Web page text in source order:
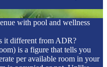
with pool and wellness
it different from ADR?
is a figure that tells you
per available room in your